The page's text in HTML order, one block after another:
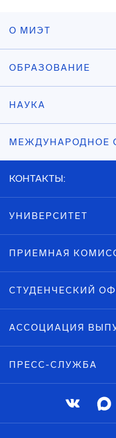
О МИЭТ
ОБРАЗОВАНИЕ
НАУКА
МЕЖДУНАРОДНОЕ
КОНТАКТЫ:
УНИВЕРСИТЕТ
ПРИЕМНАЯ
СТУДЕНЧЕСКИЙ
АССОЦИАЦИЯ
ПРЕСС-СЛУЖБА